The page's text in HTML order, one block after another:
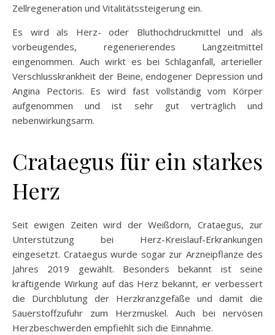
Zellregeneration und Vitalitätssteigerung ein.
Es wird als Herz- oder Bluthochdruckmittel und als
vorbeugendes, regenerierendes Langzeitmittel
eingenommen. Auch wirkt es bei Schlaganfall, arterieller
Verschlusskrankheit der Beine, endogener Depression und
Angina Pectoris. Es wird fast vollständig vom Körper
aufgenommen und ist sehr gut verträglich und
nebenwirkungsarm.
Crataegus für ein starkes
Herz
Seit ewigen Zeiten wird der Weißdorn, Crataegus, zur
Unterstützung bei Herz-Kreislauf-Erkrankungen
eingesetzt. Crataegus wurde sogar zur Arzneipflanze des
Jahres 2019 gewählt. Besonders bekannt ist seine
kräftigende Wirkung auf das Herz bekannt, er verbessert
die Durchblutung der Herzkranzgefäße und damit die
Sauerstoffzufuhr zum Herzmuskel. Auch bei nervösen
Herzbeschwerden empfiehlt sich die Einnahme.